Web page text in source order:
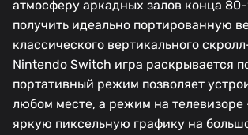
атмосферу аркадных залов конца
получить идеально портированную
классического вертикального
Nintendo Switch игра раскрывается
портативный режим позволяет
любом месте, а режим на телевизоре
яркую пиксельную графику на